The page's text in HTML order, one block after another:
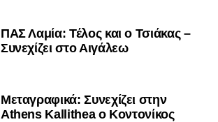
ΠΑΣ Λαμία: Τέλος και ο Τσιάκας –
Συνεχίζει στο Αιγάλεω
Mεταγραφικά: Συνεχίζει στην
Athens Kallithea ο Κοντονίκος